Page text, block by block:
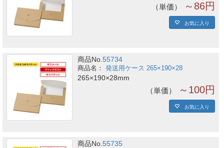
単価 ～86円
お気に入り
商品No.55734
発送用ケース 265×190×28
265×190×28mm
単価 ～100円
お気に入り
商品No.55735